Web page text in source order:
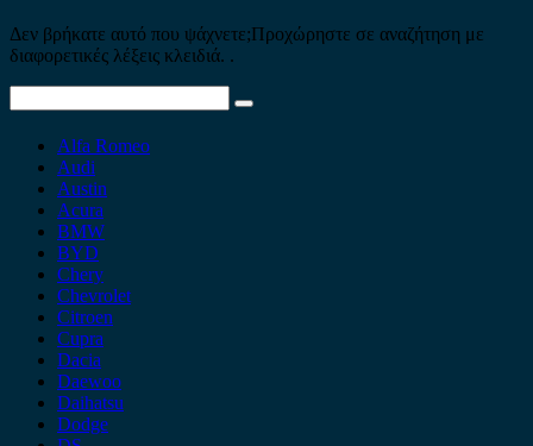
Δεν βρήκατε αυτό που ψάχνετε;Προχώρηστε σε αναζήτηση με
διαφορετικές λέξεις κλειδιά. .
for:
Alfa Romeo
Audi
Austin
Acura
BMW
BYD
Chery
Chevrolet
Citroen
Cupra
Dacia
Daewoo
Daihatsu
Dodge